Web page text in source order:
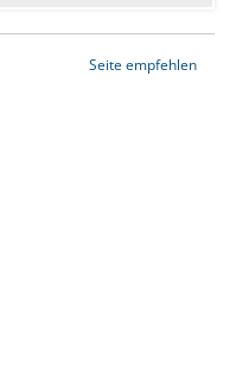
Seite empfehlen